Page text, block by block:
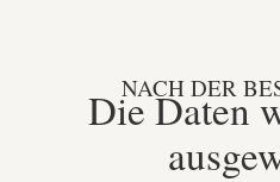
NACH DER
Die Daten